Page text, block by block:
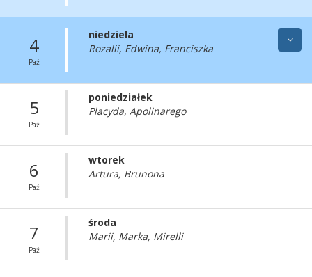
4
Paź
niedziela
Rozalii, Edwina, Franciszka
5
Paź
poniedziałek
Placyda, Apolinarego
6
Paź
wtorek
Artura, Brunona
7
Paź
środa
Marii, Marka, Mirelli